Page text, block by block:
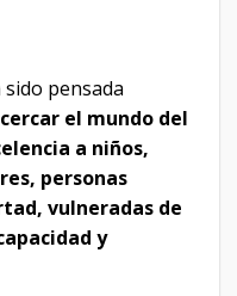
sido pensada
el mundo del
a niños,
personas
vulneradas de
y